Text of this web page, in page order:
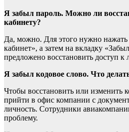
Я забыл пароль. Можно ли
кабинету?
Да, можно. Для этого нужно
кабинет», а затем на вкладку
предложено восстановить доступ к
Я забыл кодовое слово. Что
Чтобы восстановить или изменить
прийти в офис компании с
личность. Сотрудники
проблему.